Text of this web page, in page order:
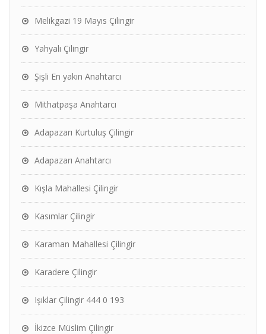
Melikgazi 19 Mayıs Çilingir
Yahyalı Çilingir
Şişli En yakın Anahtarcı
Mithatpaşa Anahtarcı
Adapazarı Kurtuluş Çilingir
Adapazarı Anahtarcı
Kışla Mahallesi Çilingir
Kasımlar Çilingir
Karaman Mahallesi Çilingir
Karadere Çilingir
Işıklar Çilingir 444 0 193
İkizce Müslim Çilingir